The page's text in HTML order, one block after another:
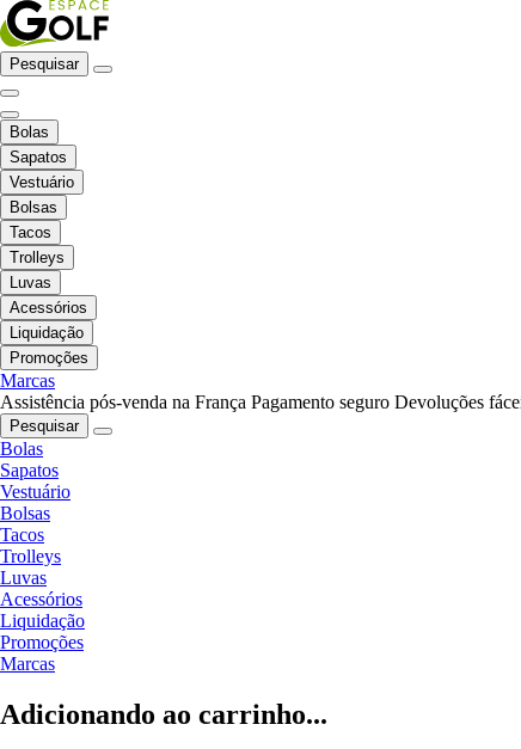
Pesquisar
Bolas
Sapatos
Vestuário
Bolsas
Tacos
Trolleys
Luvas
Acessórios
Liquidação
Promoções
Marcas
Assistência pós-venda na França Pagamento seguro Devoluções
Pesquisar
Bolas
Sapatos
Vestuário
Bolsas
Tacos
Trolleys
Luvas
Acessórios
Liquidação
Promoções
Marcas
Adicionando ao carrinho...